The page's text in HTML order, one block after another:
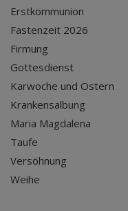
Erstkommunion
Fastenzeit 2026
Firmung
Gottesdienst
Karwoche und Ostern
Krankensalbung
Maria Magdalena
Taufe
Versöhnung
Weihe